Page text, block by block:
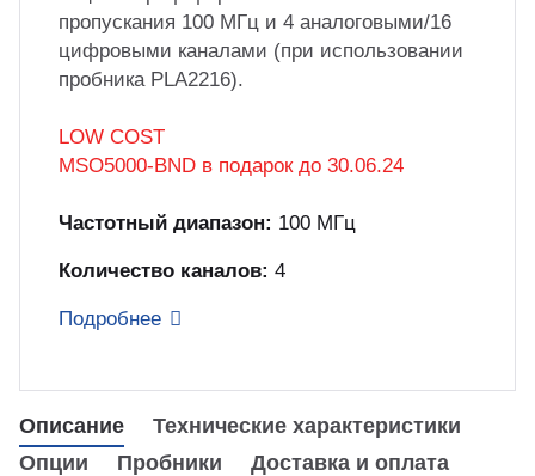
с оборудованием
неиспользуемого оборудования
пропускания 100 МГц и 4 аналоговыми/16
цифровыми каналами (при использовании
пробника PLA2216).
LOW COST
MSO5000-BND в подарок до 30.06.24
Частотный диапазон: 100 МГц
Количество каналов: 4
Подробнее
Описание
Технические характеристики
Опции
Пробники
Доставка и оплата